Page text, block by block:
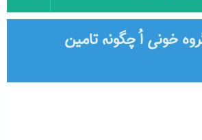
خونی اُ چگونه تامین